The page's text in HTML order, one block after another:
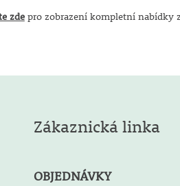
zdepro zobrazení kompletní nabídky
Zákaznická linka
OBJEDNÁVKY